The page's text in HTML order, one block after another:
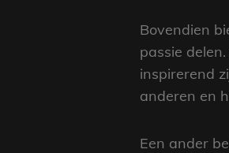
Bovendien
passie
inspirerend
anderen en
Een ander